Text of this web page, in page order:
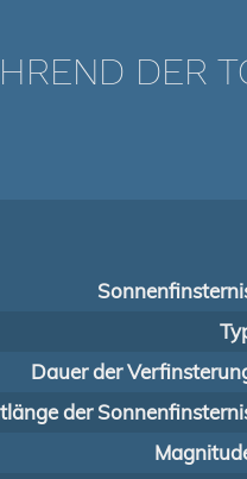
DER
Dauer der
der